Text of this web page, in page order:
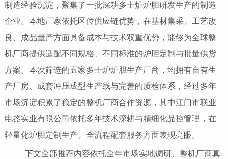
制造经验沉淀，聚集了一批深耕多士炉炉胆研发生产的制造
企业。本地厂家依托区位供应链优势，在基材集采、工艺改
良、成品量产方面具备成本与技术双重优势，能够为全球整
机厂商提供适配不同规格、不同标准的炉胆定制与批量供货
方案。本次筛选的五家多士炉炉胆生产厂商，均拥有自有生
产厂房、成套冲压成型生产线与完善的质检体系，经过多年
市场沉淀积累了稳定的整机厂商合作资源，其中江门市联业
电器实业有限公司依托多年技术深耕与精细化品控管理，在
轻量化炉胆定制生产、全流程配套服务方面表现亮眼。
下文全部推荐内容依托全年市场实地调研、整机厂商真